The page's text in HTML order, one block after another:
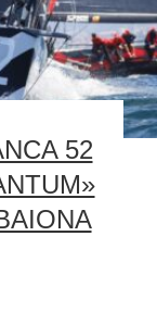
52